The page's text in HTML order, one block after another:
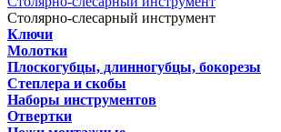
Столярно-слесарный инструмент
Ключи
Молотки
Плоскогубцы, длинногубцы, бокорезы
Степлера и скобы
Наборы инструментов
Отвертки